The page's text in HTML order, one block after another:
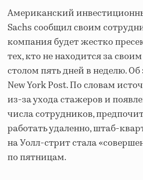
Американский
Sachs сообщил своим
компания будет жестко
тех, кто не находится за
столом пять дней в неделю. Об
New York Post. По словам
из-за ухода стажеров и
числа сотрудников,
работать удаленно, штаб-
на Уолл-стрит стала
по пятницам.